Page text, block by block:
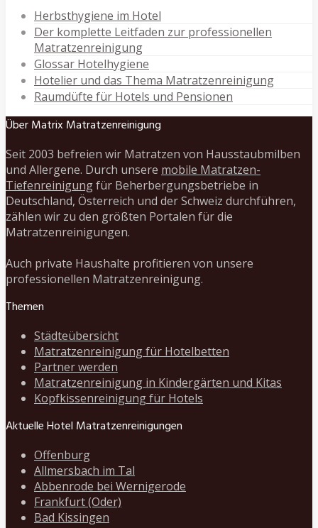
Herbsthygiene im Hotel
Der komplette Leitfaden zur professionellen
Matratzenreinigung
Glossar Hotelhygiene
Hotelier und das Thema Matratzenreinigung
Raumdüfte für Hotels und Pensionen
Über Matrix Matratzenreinigung
Seit 2003 befreien wir Matratzen von Hausstaubmilben
und Allergene. Durch unsere mobile Matratzen-
Tiefenreinigungfür Beherbergungsbetriebe in
Deutschland, Österreich und der Schweiz durchführen,
zählen wir zu den größten Portalen für die
Matratzenreinigungen.
Auch private Haushalte profitieren von unsere
professionellen Matratzenreinigung.
Themen
Städteübersicht
Matratzenreinigung für Hotelbetten
Partner werden
Matratzenreinigung in Kindergärten und Kitas
Kopfkissenreinigung für Hotels
Aktuelle Hotel Matratzenreinigungen
Offenburg
Allmersbach im Tal
Abbenrode bei Wernigerode
Frankfurt (Oder)
Bad Kissingen